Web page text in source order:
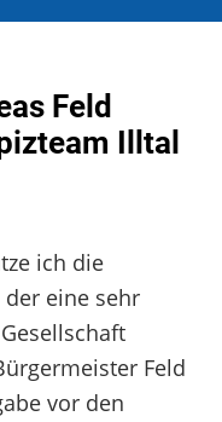
Feld
Illtal
ich die
eine sehr
Feld
vor den